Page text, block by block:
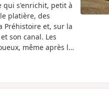
qui s'enrichit, petit à
platière, des
Préhistoire et, sur la
son canal. Les
même après la